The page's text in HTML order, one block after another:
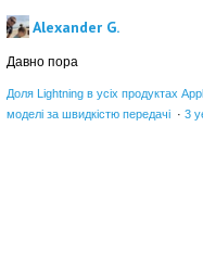
Alexander G.
Давно пора
Доля Lightning в усіх продуктах
моделі за швидкістю передачі · 3